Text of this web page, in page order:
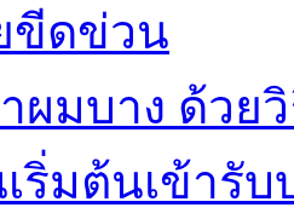
ขีดข่วน
ผมบาง ด้วย
ริ่มต้นเข้ารั